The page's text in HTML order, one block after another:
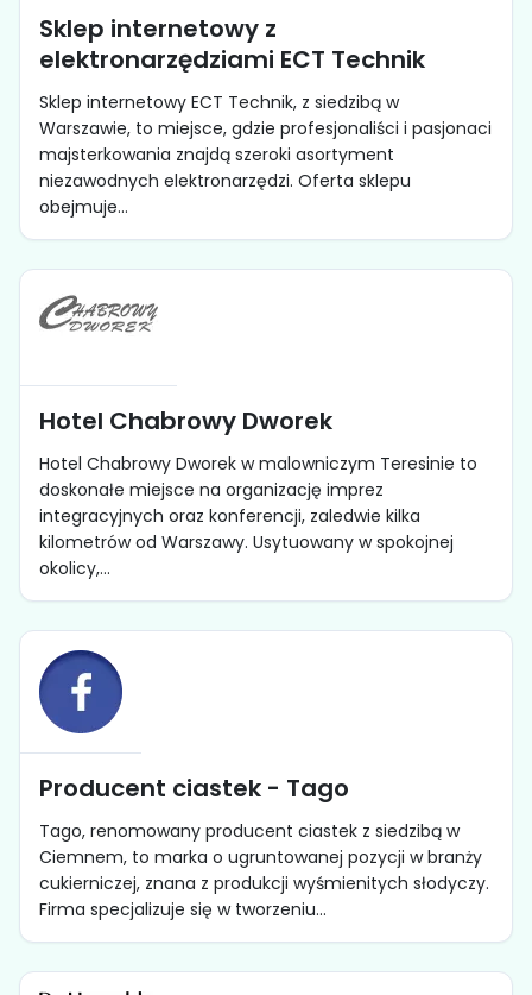
Sklep internetowy z
elektronarzędziami ECT Technik
Sklep internetowy ECT Technik, z siedzibą w
Warszawie, to miejsce, gdzie profesjonaliści i pasjonaci
majsterkowania znajdą szeroki asortyment
niezawodnych elektronarzędzi. Oferta sklepu
obejmuje...
Hotel Chabrowy Dworek
Hotel Chabrowy Dworek w malowniczym Teresinie to
doskonałe miejsce na organizację imprez
integracyjnych oraz konferencji, zaledwie kilka
kilometrów od Warszawy. Usytuowany w spokojnej
okolicy,...
Producent ciastek - Tago
Tago, renomowany producent ciastek z siedzibą w
Ciemnem, to marka o ugruntowanej pozycji w branży
cukierniczej, znana z produkcji wyśmienitych słodyczy.
Firma specjalizuje się w tworzeniu...